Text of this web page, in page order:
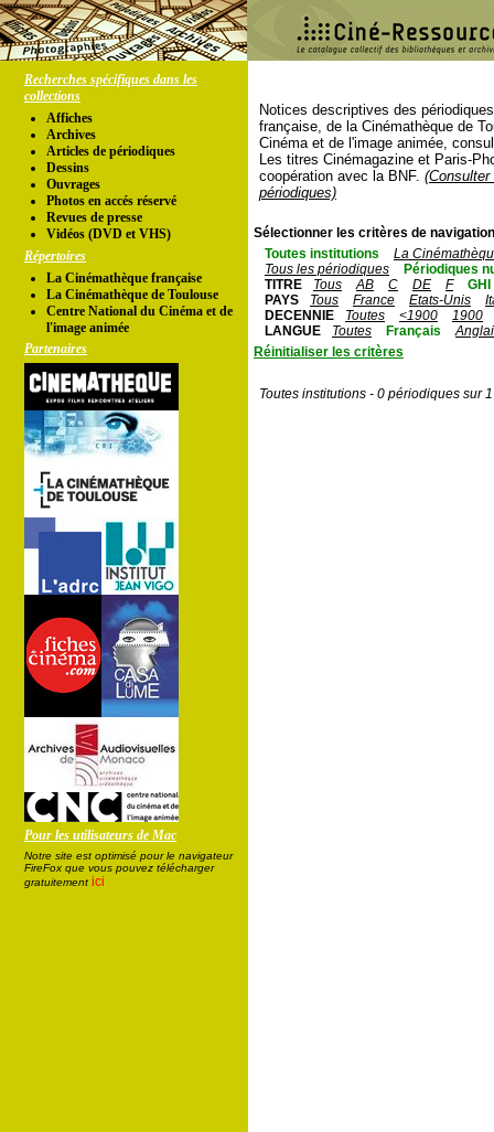
Recherches spécifiques dans les
collections
Affiches
Archives
Articles de périodiques
Dessins
Ouvrages
Photos en accés réservé
Revues de presse
Vidéos (DVD et VHS)
Répertoires
La Cinémathèque française
La Cinémathèque de Toulouse
Centre National du Cinéma et de
l'image animée
Partenaires
Pour les utilisateurs de Mac
Notre site est optimisé pour le navigateur
FireFox que vous pouvez télécharger
gratuitement ici
Notices descriptives des
française, de la Cinémathèque de
Cinéma et de l'image animée,
Les titres Cinémagazine et Paris-
coopération avec la BNF.
périodiques)
Sélectionner les critères de
Toutes institutions
La
Tous les périodiques
Périodiques
TITRE
Tous AB C DE F
GHI
PAYS
Tous France Etats-Unis
DECENNIE
Toutes <1900
1900
LANGUE
Toutes Français
Réinitialiser les critères
Toutes institutions - 0 périodiques sur